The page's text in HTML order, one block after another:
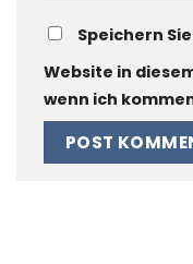
Speichern
Website in
wenn ich